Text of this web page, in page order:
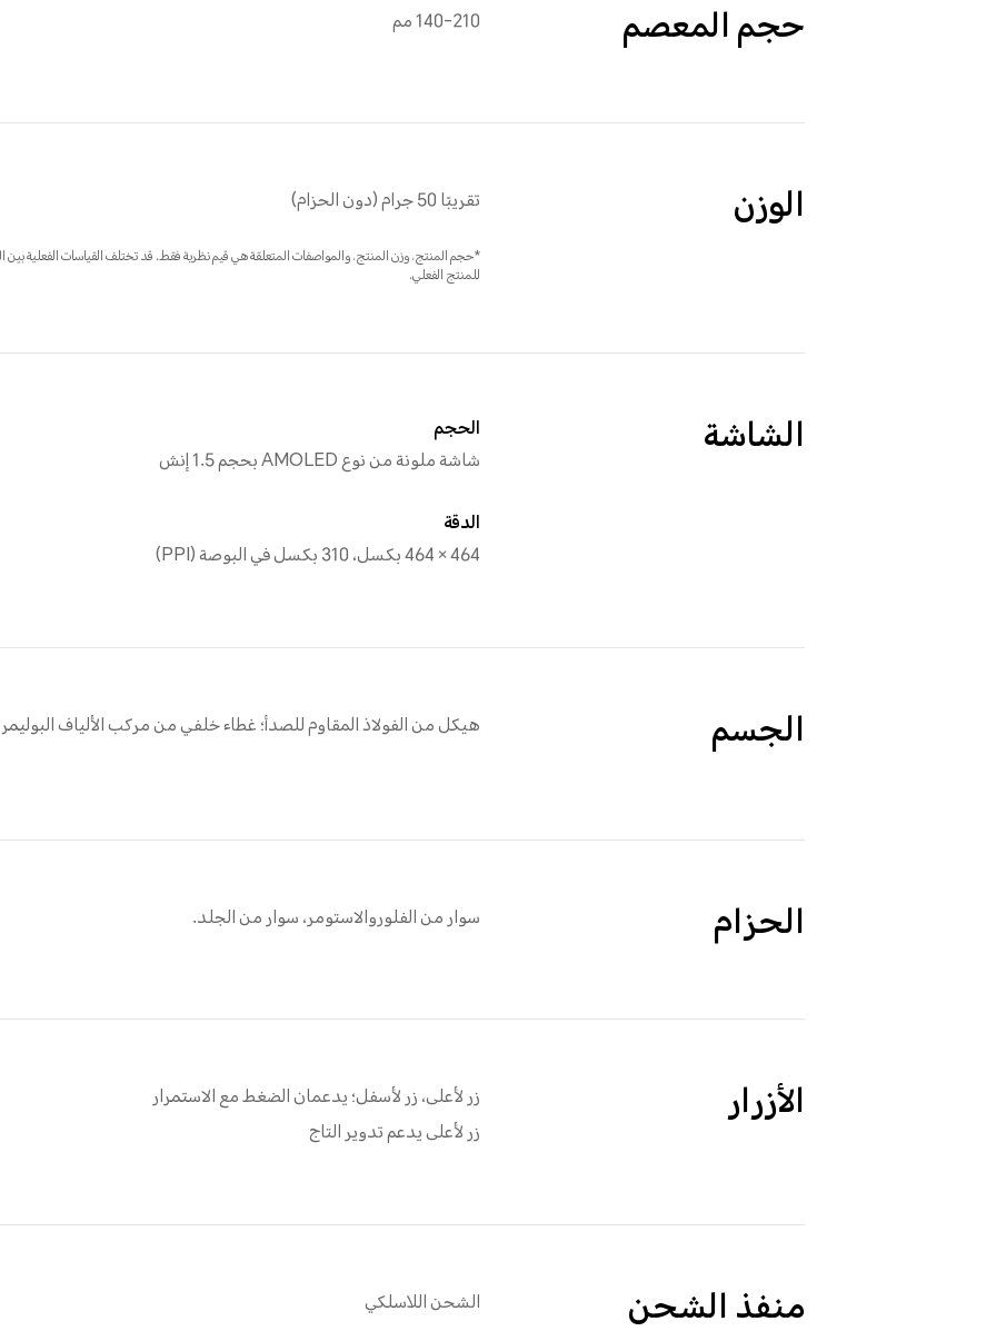
حجم المعصم 140-210 مم
الوزن تقريبًا 50 جرام (دون الحزام)
*حجم المنتج، وزن المنتج، والمواصفات المتعلقة هي قيم نظرية فقط. قد تختلف القياسات الفعلية
للمنتج الفعلي.
الشاشة
الحجم
شاشة ملونة من نوع AMOLED بحجم 1.5 إنش
الدقة
464 × 464 بكسل، 310 بكسل في البوصة (PPI)
الجسم هيكل من الفولاذ المقاوم للصدأ؛ غطاء خلفي من مركب الألياف
الحزام سوار من الفلوروالاستومر، سوار من الجلد.
الأزرار
زر لأعلى، زر لأسفل؛ يدعمان الضغط مع الاستمرار
زر لأعلى يدعم تدوير التاج
منفذ الشحن الشحن اللاسلكي